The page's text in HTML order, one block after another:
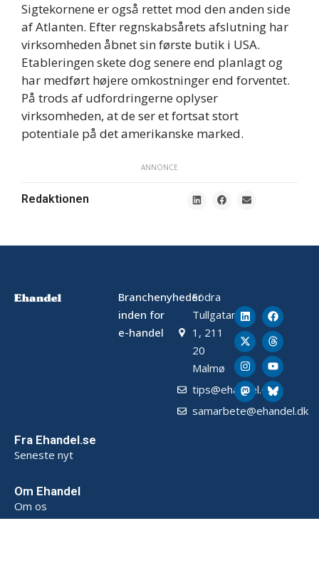
Sigtekornene er også rettet mod den anden side
af Atlanten. Efter regnskabsårets afslutning har
virksomheden åbnet sin første butik i USA.
Etableringen skete dog senere end planlagt og
har medført højere omkostninger end forventet.
På trods af udfordringerne oplyser
virksomheden, at de ser et fortsat stort
potentiale på det amerikanske marked.
ANNONCE
Redaktionen
Branchenyheder
inden for
e-handel
Södra
Tullgatan
1, 211
20
Malmø
tips@ehandel.dk
samarbete@ehandel.dk
Fra Ehandel.se
Seneste nyt
Om Ehandel
Om os